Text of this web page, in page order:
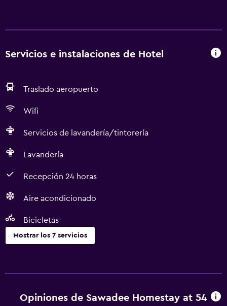
Servicios e instalaciones de Hotel
Traslado aeropuerto
Wifi
Servicios de lavandería/tintorería
Lavandería
Recepción 24 horas
Aire acondicionado
Bicicletas
Mostrar los 7 servicios
Lavandería
Opiniones de Sawadee Homestay at 54